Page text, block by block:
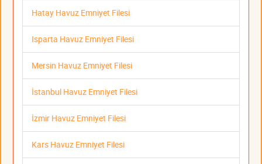
Hatay Havuz Emniyet Filesi
Isparta Havuz Emniyet Filesi
Mersin Havuz Emniyet Filesi
İstanbul Havuz Emniyet Filesi
İzmir Havuz Emniyet Filesi
Kars Havuz Emniyet Filesi